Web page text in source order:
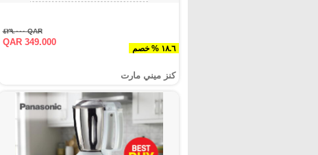
١٨.٦ % خصم
QAR ٤٢٩.٠٠٠
QAR 349.000
كنز ميني مارت